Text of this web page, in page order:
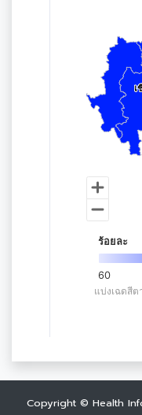
Copyright © Health